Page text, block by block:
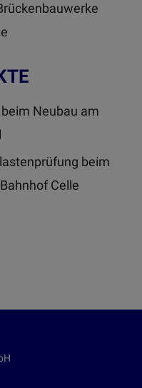
Neubau am
beim
Celle